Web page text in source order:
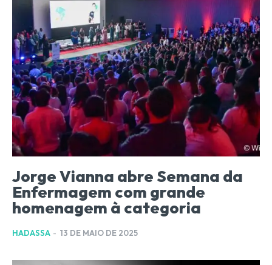
Jorge Vianna abre Semana da
Enfermagem com grande
homenagem à categoria
HADASSA - 13 DE MAIO DE 2025